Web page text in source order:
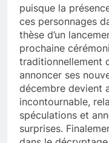
puisque la
ces personnages
thèse d’un
prochaine
traditionnellement
annoncer ses
décembre devient
incontournable,
spéculations et
surprises.